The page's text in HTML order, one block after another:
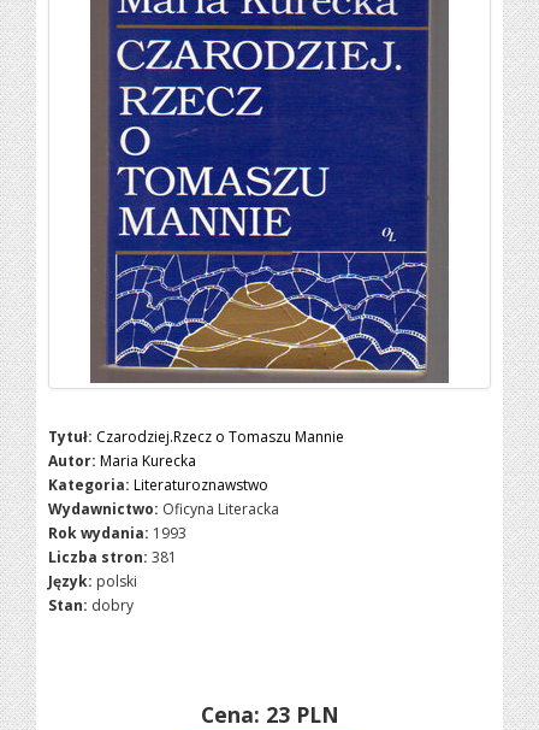
Tytuł: Czarodziej.Rzecz o Tomaszu Mannie
Autor: Maria Kurecka
Kategoria: Literaturoznawstwo
Wydawnictwo: Oficyna Literacka
Rok wydania: 1993
Liczba stron: 381
Język: polski
Stan: dobry
Cena: 23 PLN